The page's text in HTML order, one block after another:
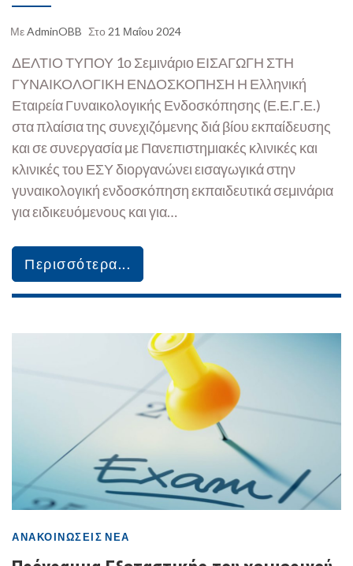
ΜεAdminOBB Στο 21 Μαΐου 2024
ΔΕΛΤΙΟ ΤΥΠΟΥ 1ο Σεμινάριο ΕΙΣΑΓΩΓΗ ΣΤΗ
ΓΥΝΑΙΚΟΛΟΓΙΚΗ ΕΝΔΟΣΚΟΠΗΣΗ Η Ελληνική
Εταιρεία Γυναικολογικής Ενδοσκόπησης (Ε.Ε.Γ.Ε.)
στα πλαίσια της συνεχιζόμενης διά βίου εκπαίδευσης
και σε συνεργασία με Πανεπιστημιακές κλινικές και
κλινικές του ΕΣΥ διοργανώνει εισαγωγικά στην
γυναικολογική ενδοσκόπηση εκπαιδευτικά σεμινάρια
για ειδικευόμενους και για…
Περισσότερα...
ΑΝΑΚΟΙΝΏΣΕΙΣ ΝΈΑ